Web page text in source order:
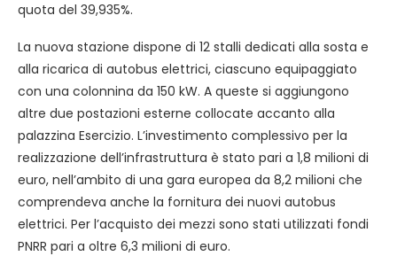
quota del 39,935%.
La nuova stazione dispone di 12 stalli dedicati alla sosta e
alla ricarica di autobus elettrici, ciascuno equipaggiato
con una colonnina da 150 kW. A queste si aggiungono
altre due postazioni esterne collocate accanto alla
palazzina Esercizio. L’investimento complessivo per la
realizzazione dell’infrastruttura è stato pari a 1,8 milioni di
euro, nell’ambito di una gara europea da 8,2 milioni che
comprendeva anche la fornitura dei nuovi autobus
elettrici. Per l’acquisto dei mezzi sono stati utilizzati fondi
PNRR pari a oltre 6,3 milioni di euro.